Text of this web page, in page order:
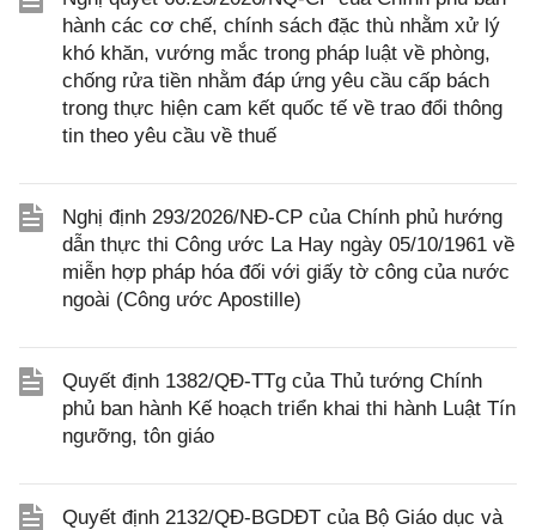
hành các cơ chế, chính sách đặc thù nhằm xử lý
khó khăn, vướng mắc trong pháp luật về phòng,
chống rửa tiền nhằm đáp ứng yêu cầu cấp bách
trong thực hiện cam kết quốc tế về trao đổi thông
tin theo yêu cầu về thuế
Nghị định 293/2026/NĐ-CP của Chính phủ hướng
dẫn thực thi Công ước La Hay ngày 05/10/1961 về
miễn hợp pháp hóa đối với giấy tờ công của nước
ngoài (Công ước Apostille)
Quyết định 1382/QĐ-TTg của Thủ tướng Chính
phủ ban hành Kế hoạch triển khai thi hành Luật Tín
ngưỡng, tôn giáo
Quyết định 2132/QĐ-BGDĐT của Bộ Giáo dục và